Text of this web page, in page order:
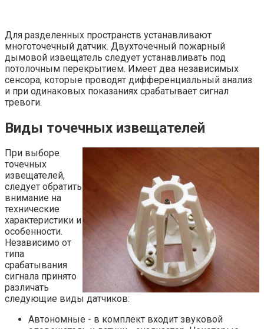
Для разделенных пространств устанавливают
многоточечный датчик. Двухточечный пожарный
дымовой извещатель следует устанавливать под
потолочным перекрытием. Имеет два независимых
сенсора, которые проводят дифференциальный анализ
и при одинаковых показаниях срабатывает сигнал
тревоги.
Виды точечных извещателей
При выборе
точечных
извещателей,
следует обратить
внимание на
технические
характеристики и
особенности.
Независимо от
типа
срабатывания
сигнала принято
различать
следующие виды датчиков:
Автономные - в комплект входит звуковой